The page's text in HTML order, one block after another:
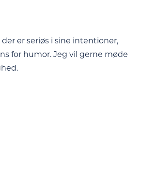
er seriøs i sine intentioner,
for humor. Jeg vil gerne møde